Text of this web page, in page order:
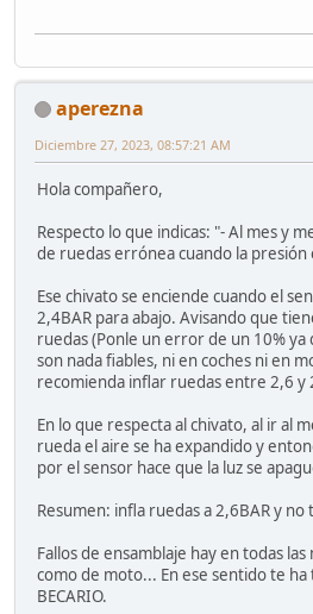
aperezna
Diciembre 27, 2023, 08:57:21 AM
Hola compañero,
Respecto lo que indicas: "- Al mes y
de ruedas errónea cuando la presión
Ese chivato se enciende cuando el
2,4BAR para abajo. Avisando que
ruedas (Ponle un error de un 10% ya
son nada fiables, ni en coches ni en
recomienda inflar ruedas entre 2,6 y
En lo que respecta al chivato, al ir al
rueda el aire se ha expandido y
por el sensor hace que la luz se
Resumen: infla ruedas a 2,6BAR y
Fallos de ensamblaje hay en todas
como de moto... En ese sentido te
BECARIO.